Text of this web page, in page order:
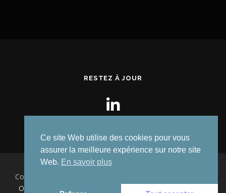
RESTEZ À JOUR
Copyright © 2026 Mathilde Triquet Coaching et Formation
OnePress
Ce site Web utilise des cookies pour vous
assurer la meilleure expérience sur notre site
Web. En savoir plus